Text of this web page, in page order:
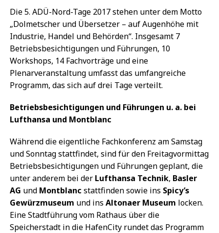
Die 5. ADÜ-Nord-Tage 2017 stehen unter dem Motto
„Dolmetscher und Übersetzer – auf Augenhöhe mit
Industrie, Handel und Behörden“. Insgesamt 7
Betriebsbesichtigungen und Führungen, 10
Workshops, 14 Fachvorträge und eine
Plenarveranstaltung umfasst das umfangreiche
Programm, das sich auf drei Tage verteilt.
Betriebsbesichtigungen und Führungen u. a. bei
Lufthansa und Montblanc
Während die eigentliche Fachkonferenz am Samstag
und Sonntag stattfindet, sind für den Freitagvormittag
Betriebsbesichtigungen und Führungen geplant, die
unter anderem bei der Lufthansa Technik, Basler
AG und Montblanc stattfinden sowie ins Spicy’s
Gewürzmuseum und ins Altonaer Museum locken.
Eine Stadtführung vom Rathaus über die
Speicherstadt in die HafenCity rundet das Programm